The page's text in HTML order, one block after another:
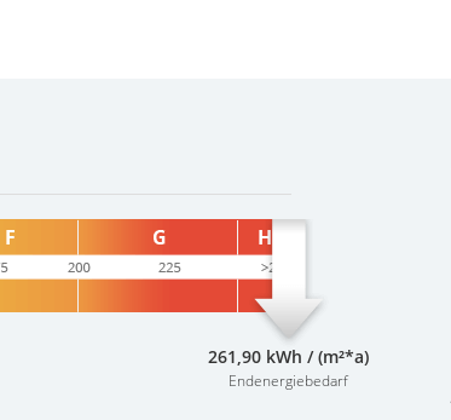
261,90 kWh / (m²*a)
Endenergiebedarf